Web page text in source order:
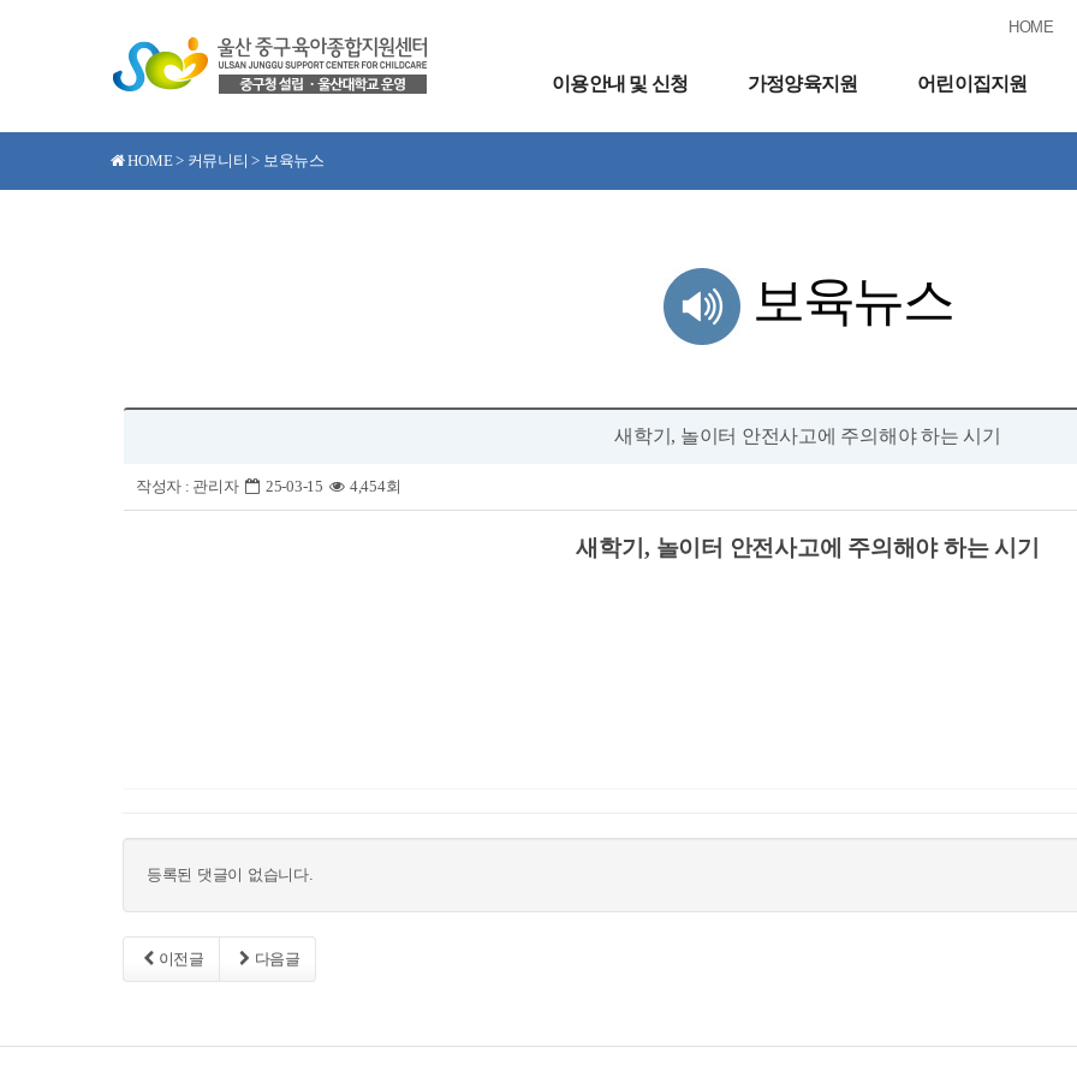
HOME
이용안내 및 신청 가정양육지원 어린이집지원
HOME > 커뮤니티 > 보육뉴스
보육뉴스
새학기, 놀이터 안전사고에 주의해야 하는 시기
작성자 : 관리자 25-03-15 4,454회
새학기 , 놀이터 안전사고에 주의해야 하는 시기
등록된 댓글이 없습니다.
이전글 다음글